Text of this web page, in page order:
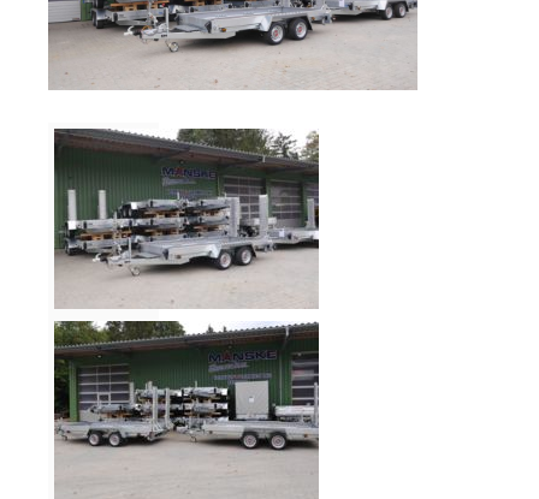
Stromerzeuger
Anbaugeräte
Sonstiges
Sonderaktionen
Aktionen
und
Angebote
Anfahrt